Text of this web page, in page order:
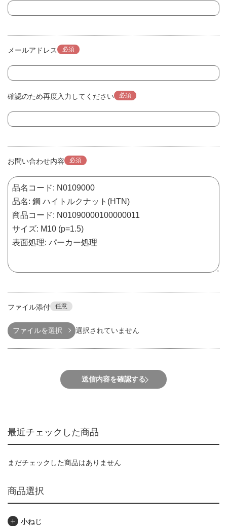
メールアドレス 必須
確認のため再度入力してください 必須
お問い合わせ内容 必須
ファイル添付 任意
ファイルを選択 選択されていません
送信内容を確認する
最近チェックした商品
まだチェックした商品はありません
商品選択
小ねじ